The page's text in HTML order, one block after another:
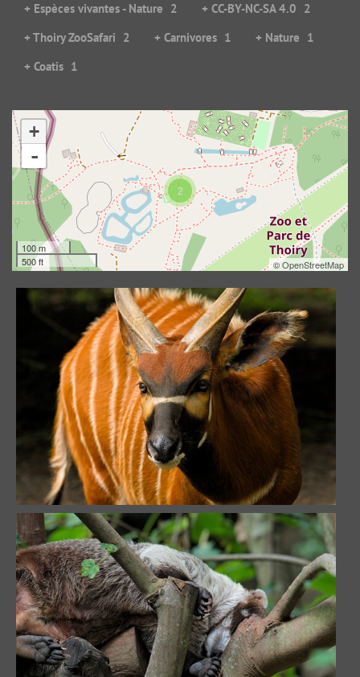
+ Espèces vivantes - Nature 2 + CC-BY-NC-SA 4.0 2
+ Thoiry ZooSafari 2 + Carnivores 1 + Nature 1
+ Coatis 1
2
+
-
100 m
500 ft
©OpenStreetMap
Face à face
70044 visites
Sieste sur la canopée
95220 visites